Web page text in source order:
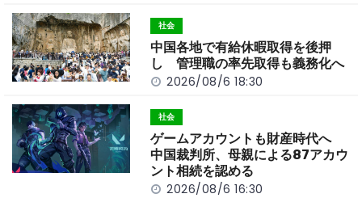
社会
中国各地で有給休暇取得を後押
し 管理職の率先取得も義務化へ
2026/08/6 18:30
社会
ゲームアカウントも財産時代へ
中国裁判所、母親による87アカウ
ント相続を認める
2026/08/6 16:30